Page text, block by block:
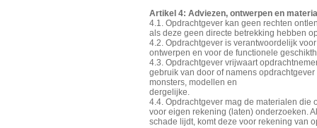
Artikel 4: Adviezen, ontwerpen en
4.1. Opdrachtgever kan geen rechten
als deze geen directe betrekking hebben
4.2. Opdrachtgever is verantwoordelijk
ontwerpen en voor de functionele
4.3. Opdrachtgever vrijwaart
gebruik van door of namens
monsters, modellen en
dergelijke.
4.4. Opdrachtgever mag de materialen
voor eigen rekening (laten) onderzoeken.
schade lijdt, komt deze voor rekening van